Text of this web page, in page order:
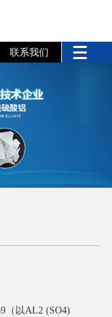
联系我们
（以AL2 (SO4)